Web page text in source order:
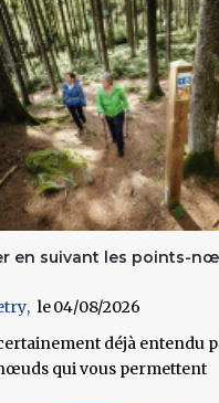
en suivant les points-
04/08/2026
déjà entendu
qui vous permettent